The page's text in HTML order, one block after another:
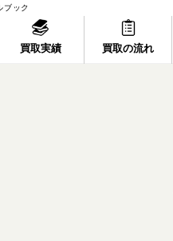
ブック
買取実績 買取の流れ